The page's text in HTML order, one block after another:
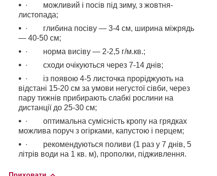
· можливий і посів під зиму, з жовтня-
листопада;
· глибина посіву — 3-4 см, ширина міжрядь
— 40-50 см;
· норма висіву — 2-2,5 г/м.кв.;
· сходи очікуються через 7-14 днів;
· із появою 4-5 листочка проріджують на
відстані 15-20 см за умови негустої сівби, через
пару тижнів прибирають слабкі рослини на
дистанції до 25-30 см;
· оптимальна сумісність кропу на грядках
можлива поруч з огірками, капустою і перцем;
· рекомендуються поливи (1 раз у 7 днів, 5
літрів води на 1 кв. м), прополки, підживлення.